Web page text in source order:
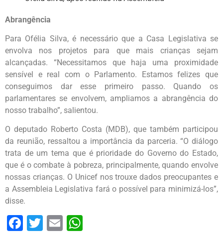
Abrangência
Para Ofélia Silva, é necessário que a Casa Legislativa se
envolva nos projetos para que mais crianças sejam
alcançadas. “Necessitamos que haja uma proximidade
sensível e real com o Parlamento. Estamos felizes que
conseguimos dar esse primeiro passo. Quando os
parlamentares se envolvem, ampliamos a abrangência do
nosso trabalho”, salientou.
O deputado Roberto Costa (MDB), que também participou
da reunião, ressaltou a importância da parceria. “O diálogo
trata de um tema que é prioridade do Governo do Estado,
que é o combate à pobreza, principalmente, quando envolve
nossas crianças. O Unicef nos trouxe dados preocupantes e
a Assembleia Legislativa fará o possível para minimizá-los”,
disse.
Facebook
Twitter
Email